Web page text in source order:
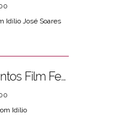
Idílio José Soares
Lançamento Santos Film Fest
Idílio